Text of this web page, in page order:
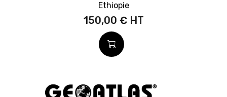
Ethiopie
150,00 €